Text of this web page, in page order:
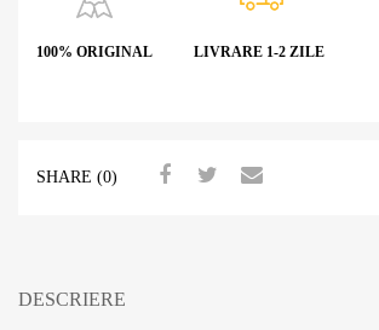
100% ORIGINAL LIVRARE 1-2 ZILE
SHARE (0)
DESCRIERE